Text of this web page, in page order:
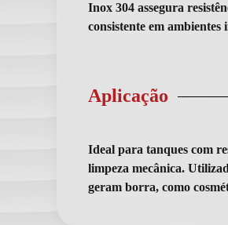
Inox 304 assegura
consistente em ambientes
Aplicação
Ideal para tanques com
limpeza mecânica.
geram borra, como